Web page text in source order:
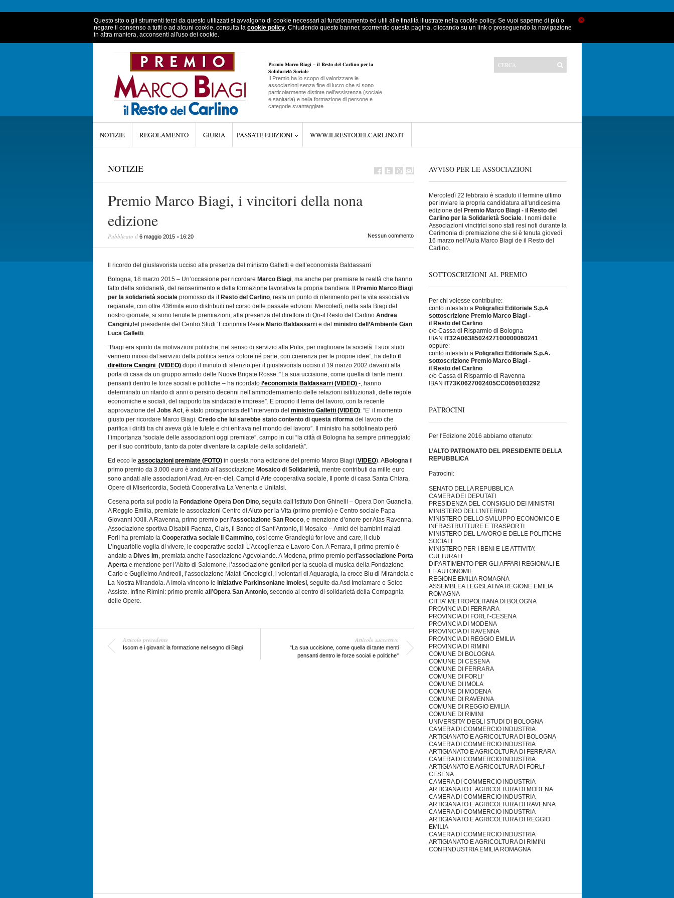
×
Questo sito o gli strumenti terzi da questo utilizzati si avvalgono di cookie necessari al funzionamento ed utili alle finalità illustrate nella cookie policy. Se vuoi saperne di più o
negare il consenso a tutti o ad alcuni cookie, consulta la cookie policy. Chiudendo questo banner, scorrendo questa pagina, cliccando su un link o proseguendo la navigazione
in altra maniera, acconsenti all'uso dei cookie.
Premio Marco Biagi – il Resto del Carlino per la
Solidarietà Sociale
Il Premio ha lo scopo di valorizzare le
associazioni senza fine di lucro che si sono
particolarmente distinte nell’assistenza (sociale
e sanitaria) e nella formazione di persone e
categorie svantaggiate.
NOTIZIE REGOLAMENTO GIURIA PASSATE EDIZIONI WWW.ILRESTODELCARLINO.IT
NOTIZIE
Premio Marco Biagi, i vincitori della nona
edizione
Pubblicato il 6 maggio 2015• 16:20 Nessun commento
Il ricordo del giuslavorista ucciso alla presenza del ministro Galletti e dell’economista Baldassarri
Bologna, 18 marzo 2015 – Un’occasione per ricordare Marco Biagi, ma anche per premiare le realtà che hanno
fatto della solidarietà, del reinserimento e della formazione lavorativa la propria bandiera. Il
Premio Marco Biagi
per la solidarietà sociale promosso da i l Resto del Carlino, resta un punto di riferimento per la vita associativa
regianale, con oltre 436mila euro distribuiti nel corso delle passate edizioni. Mercoledì, nella sala Biagi del
nostro giornale, si sono tenute le premiazioni, alla presenza del direttore di Qn-il Resto del Carlino Andrea
Cangini,del presidente del Centro Studi ‘Economia Reale’ Mario Baldassarri e del ministro dell’Ambiente Gian
Luca Galletti.
“Biagi era spinto da motivazioni politiche, nel senso di servizio alla Polis, per migliorare la società. I suoi studi
vennero mossi dal servizio della politica senza colore né parte, con coerenza per le proprie idee”, ha detto il
direttore Cangini (VIDEO) dopo il minuto di silenzio per il giuslavorista ucciso il 19 marzo 2002 davanti alla
porta di casa da un gruppo armato delle Nuove Brigate Rosse. “La sua uccisione, come quella di tante menti
pensanti dentro le forze sociali e politiche – ha ricordatol’economista Baldassarri (VIDEO) -, hanno
determinato un ritardo di anni o persino decenni nell’ammodernamento delle relazioni isitituzionali, delle regole
economiche e sociali, del rapporto tra sindacati e imprese”. E proprio il tema del lavoro, con la recente
approvazione del Jobs Act, è stato protagonista dell’intervento del ministro Galletti (VIDEO): “E’ il momento
giusto per ricordare Marco Biagi.Credo che lui sarebbe stato contento di questa riforma del lavoro che
parifica i diritti tra chi aveva già le tutele e chi entrava nel mondo del lavoro”. Il ministro ha sottolineato però
l’importanza “sociale delle associazioni oggi premiate”, campo in cui “la città di Bologna ha sempre primeggiato
per il suo contributo, tanto da poter diventare la capitale della solidarietà”.
Ed ecco le associazioni premiate (FOTO) in questa nona edizione del premio Marco Biagi (VIDEO). ABolognail
primo premio da 3.000 euro è andato all’associazione Mosaico di Solidarietà, mentre contributi da mille euro
sono andati alle associazioni Arad, Arc-en-ciel, Campi d’Arte cooperativa sociale, Il ponte di casa Santa Chiara,
Opere di Misericordia, Società Cooperativa La Venenta e Unitalsi.
Cesena porta sul podio laFondazione Opera Don Dino, seguita dall’Istituto Don Ghinelli – Opera Don Guanella.
A Reggio Emilia, premiate le associazioni Centro di Aiuto per la Vita (primo premio) e Centro sociale Papa
Giovanni XXIII. A Ravenna, primo premio per l’associazione San Rocco, e menzione d’onore per Aias Ravenna,
Associazione sportiva Disabili Faenza, Cials, il Banco di Sant’Antonio, Il Mosaico – Amici dei bambini malati.
Forlì ha premiato laCooperativa sociale il Cammino, così come Grandegiù for love and care, il club
L’inguaribile voglia di vivere, le cooperative sociali L’Accoglienza e Lavoro Con. A Ferrara, il primo premio è
andato aDives Im, premiata anche l’asociazione Agevolando. A Modena, primo premio perl’associazione Porta
Aperta e menzione per l’Abito di Salomone, l’associazione genitori per la scuola di musica della Fondazione
Carlo e Guglielmo Andreoli, l’associazione Malati Oncologici, i volontari di Aquaragia, la croce Blu di Mirandola e
La Nostra Mirandola. A Imola vincono le Iniziative Parkinsoniane Imolesi, seguite da Asd Imolamare e Solco
Assiste. Infine Rimini: primo premio all’Opera San Antonio, secondo al centro di solidarietà della Compagnia
delle Opere.
Articolo precedente
Iscom e i giovani: la formazione nel segno di Biagi
Articolo successivo
“La sua uccisione, come quella di tante menti
pensanti dentro le forze sociali e politiche"
AVVISO PER LE ASSOCIAZIONI
Mercoledì 22 febbraio è scaduto il termine ultimo
per inviare la propria candidatura all'undicesima
edizione del
Premio Marco Biagi - il Resto del
Carlino per la Solidarietà Sociale. I nomi delle
Associazioni vincitrici sono stati resi noti durante la
Cerimonia di premiazione che si è tenuta giovedì
16 marzo nell'Aula Marco Biagi de il Resto del
Carlino.
SOTTOSCRIZIONI AL PREMIO
Per chi volesse contribuire:
conto intestato a Poligrafici Editoriale S.p.A
sottoscrizione Premio Marco Biagi -
il Resto del Carlino
c/o Cassa di Risparmio di Bologna
IBAN IT32A0638502427100000060241
oppure:
conto intestato a Poligrafici Editoriale S.p.A.
sottoscrizione Premio Marco Biagi -
il Resto del Carlino
c/o Cassa di Risparmio di Ravenna
IBAN IT73K0627002405CC0050103292
PATROCINI
Per l'Edizione 2016 abbiamo ottenuto:
L’ALTO PATRONATO DEL PRESIDENTE DELLA
REPUBBLICA
Patrocini:
SENATO DELLA REPUBBLICA
CAMERA DEI DEPUTATI
PRESIDENZA DEL CONSIGLIO DEI MINISTRI
MINISTERO DELL’INTERNO
MINISTERO DELLO SVILUPPO ECONOMICO E
INFRASTRUTTURE E TRASPORTI
MINISTERO DEL LAVORO E DELLE POLITICHE
SOCIALI
MINISTERO PER I BENI E LE ATTIVITA’
CULTURALI
DIPARTIMENTO PER GLI AFFARI REGIONALI E
LE AUTONOMIE
REGIONE EMILIA ROMAGNA
ASSEMBLEA LEGISLATIVA REGIONE EMILIA
ROMAGNA
CITTA’ METROPOLITANA DI BOLOGNA
PROVINCIA DI FERRARA
PROVINCIA DI FORLI’-CESENA
PROVINCIA DI MODENA
PROVINCIA DI RAVENNA
PROVINCIA DI REGGIO EMILIA
PROVINCIA DI RIMINI
COMUNE DI BOLOGNA
COMUNE DI CESENA
COMUNE DI FERRARA
COMUNE DI FORLI’
COMUNE DI IMOLA
COMUNE DI MODENA
COMUNE DI RAVENNA
COMUNE DI REGGIO EMILIA
COMUNE DI RIMINI
UNIVERSITA’ DEGLI STUDI DI BOLOGNA
CAMERA DI COMMERCIO INDUSTRIA
ARTIGIANATO E AGRICOLTURA DI BOLOGNA
CAMERA DI COMMERCIO INDUSTRIA
ARTIGIANATO E AGRICOLTURA DI FERRARA
CAMERA DI COMMERCIO INDUSTRIA
ARTIGIANATO E AGRICOLTURA DI FORLI’ -
CESENA
CAMERA DI COMMERCIO INDUSTRIA
ARTIGIANATO E AGRICOLTURA DI MODENA
CAMERA DI COMMERCIO INDUSTRIA
ARTIGIANATO E AGRICOLTURA DI RAVENNA
CAMERA DI COMMERCIO INDUSTRIA
ARTIGIANATO E AGRICOLTURA DI REGGIO
EMILIA
CAMERA DI COMMERCIO INDUSTRIA
ARTIGIANATO E AGRICOLTURA DI RIMINI
CONFINDUSTRIA EMILIA ROMAGNA